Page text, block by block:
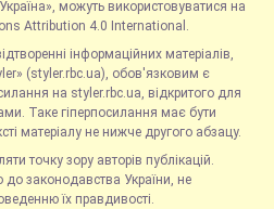
можуть використовуватися на
Attribution 4.0 International.
інформаційних матеріалів,
(styler.rbc.ua), обов'язковим є
на styler.rbc.ua, відкритого для
Таке гіперпосилання має бути
матеріалу не нижче другого абзацу.
точку зору авторів публікацій.
до законодавства України, не
їх правдивості.